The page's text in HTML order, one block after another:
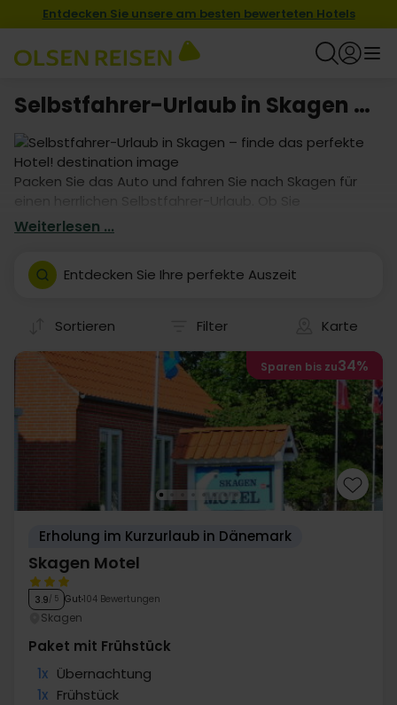
Entdecken Sie unsere am besten bewerteten Hotels
Selbstfahrer-Urlaub in Skagen – finde das perfekte Hotel!
Packen Sie das Auto und fahren Sie nach Skagen für
einen herrlichen Selbstfahrer-Urlaub. Ob Sie
Naturerlebnisse oder Shopping und Sightseeing suchen
Bedürfnissen passt. Urlaub mit dem eigenen Auto
bietet große Freiheit, also buchen Sie heute und freuen
Weiterlesen ...
Entdecken Sie Ihre perfekte Auszeit
Sortieren Filter Karte
Sparen bis zu34%
Erholung im Kurzurlaub in Dänemark
Skagen Motel
3.9/ 5 Gut 104 Bewertungen
Skagen
Paket mit Frühstück
1x Übernachtung
1x Frühstück